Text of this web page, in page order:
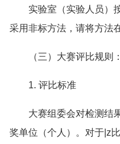
实验室（实验人员）
采用非标方法，请将方法
（三）大赛评比规则：
1. 评比标准
大赛组委会对检测结
奖单位（个人）。对于|z